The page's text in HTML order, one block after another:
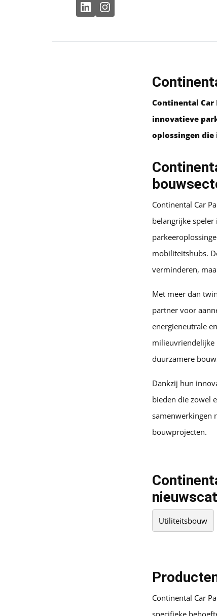
Continental Car
innovatieve
oplossingen
Continental Car
belangrijke
mobiliteitshubs.
verminderen,
Met meer dan
partner voor
energieneutrale
milieuvriendelijke
duurzamere
Dankzij hun
bieden die zowel
samenwerkingen
bouwprojecten.
Utiliteitsbouw
Continental Car
specifieke